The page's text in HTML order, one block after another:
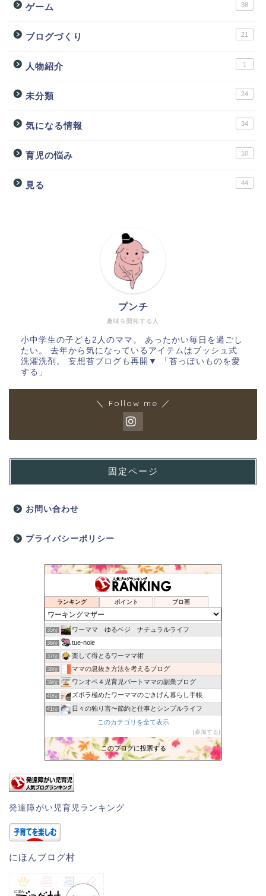
ゲーム 38
ブログづくり 21
人物紹介 1
未分類 24
気になる情報 34
育児の悩み 10
見る 44
趣味を開拓する人
プンチ
小中学生の子ども2人のママ。 あったかい毎日を過ごし
たい。 去年から気になっているアイテムはプッシュ式
洗濯洗剤。 妄想苔ブログも再開▼ 「苔っぽいものを愛
する」
＼ Follow me ／
固定ページ
お問い合わせ
プライバシーポリシー
ランキング ポイント ブロ画
女性会計士のバランスライフ
明太子,訳ありのカニのお店ご紹介サイト
33位 りっつんママの育児奮闘記
34位 ダサいワーママは疲れた顔をしている半熟ババァ
35位 ワーママ ゆるベジ ナチュラルライフ
36位 tue-noie
37位 楽して得とるワーママ術
38位 ママの息抜き方法を考えるブログ
39位 ワンオペ４児育児パートママの副業ブログ
40位 ズボラ極めたワーママのごきげん暮らし手帳
41位 日々の独り言〜節約と仕事とシンプルライフ
仕事！育児！家事！がんばるママのえがおのひろば
44位 ワーキングマザー的 整理収納・北欧インテリア
45位 ままたいむ｜共働き子育てのブログ
このカテゴリを全て表示
参加する
このブログに投票する
発達障がい児育児ランキング
にほんブログ村